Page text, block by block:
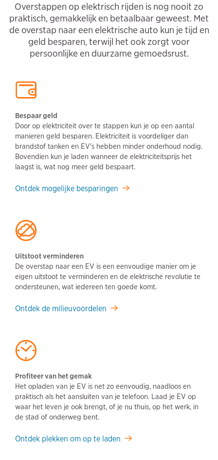
Overstappen op elektrisch rijden is nog nooit zo
praktisch, gemakkelijk en betaalbaar geweest. Met
de overstap naar een elektrische auto kun je tijd en
geld besparen, terwijl het ook zorgt voor
persoonlijke en duurzame gemoedsrust.
Bespaar geld
Door op elektriciteit over te stappen kun je op een aantal
manieren geld besparen. Elektriciteit is voordeliger dan
brandstof tanken en EV's hebben minder onderhoud nodig.
Bovendien kun je laden wanneer de elektriciteitsprijs het
laagst is, wat nog meer geld bespaart.
Ontdek mogelijke besparingen
Uitstoot verminderen
De overstap naar een EV is een eenvoudige manier om je
eigen uitstoot te verminderen en de elektrische revolutie te
ondersteunen, wat iedereen ten goede komt.
Ontdek de milieuvoordelen
Profiteer van het gemak
Het opladen van je EV is net zo eenvoudig, naadloos en
praktisch als het aansluiten van je telefoon. Laad je EV op
waar het leven je ook brengt, of je nu thuis, op het werk, in
de stad of onderweg bent.
Ontdek plekken om op te laden